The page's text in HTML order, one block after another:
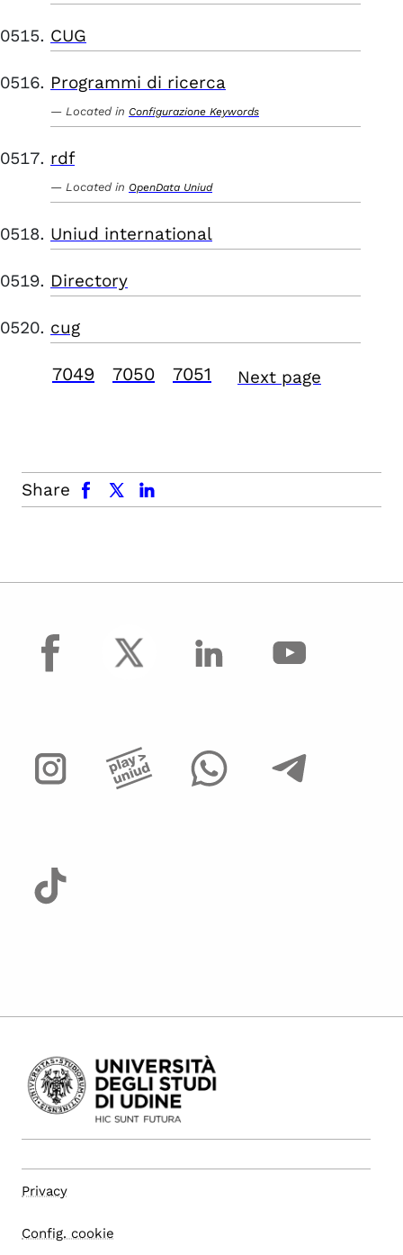
CUG
Programmi di ricerca
Located in Configurazione Keywords
rdf
Located in OpenData Uniud
Uniud international
Directory
cug
7049 7050 7051 Next page
Share
facebook x.com linkedin
facebook
Privacy
Config. cookie